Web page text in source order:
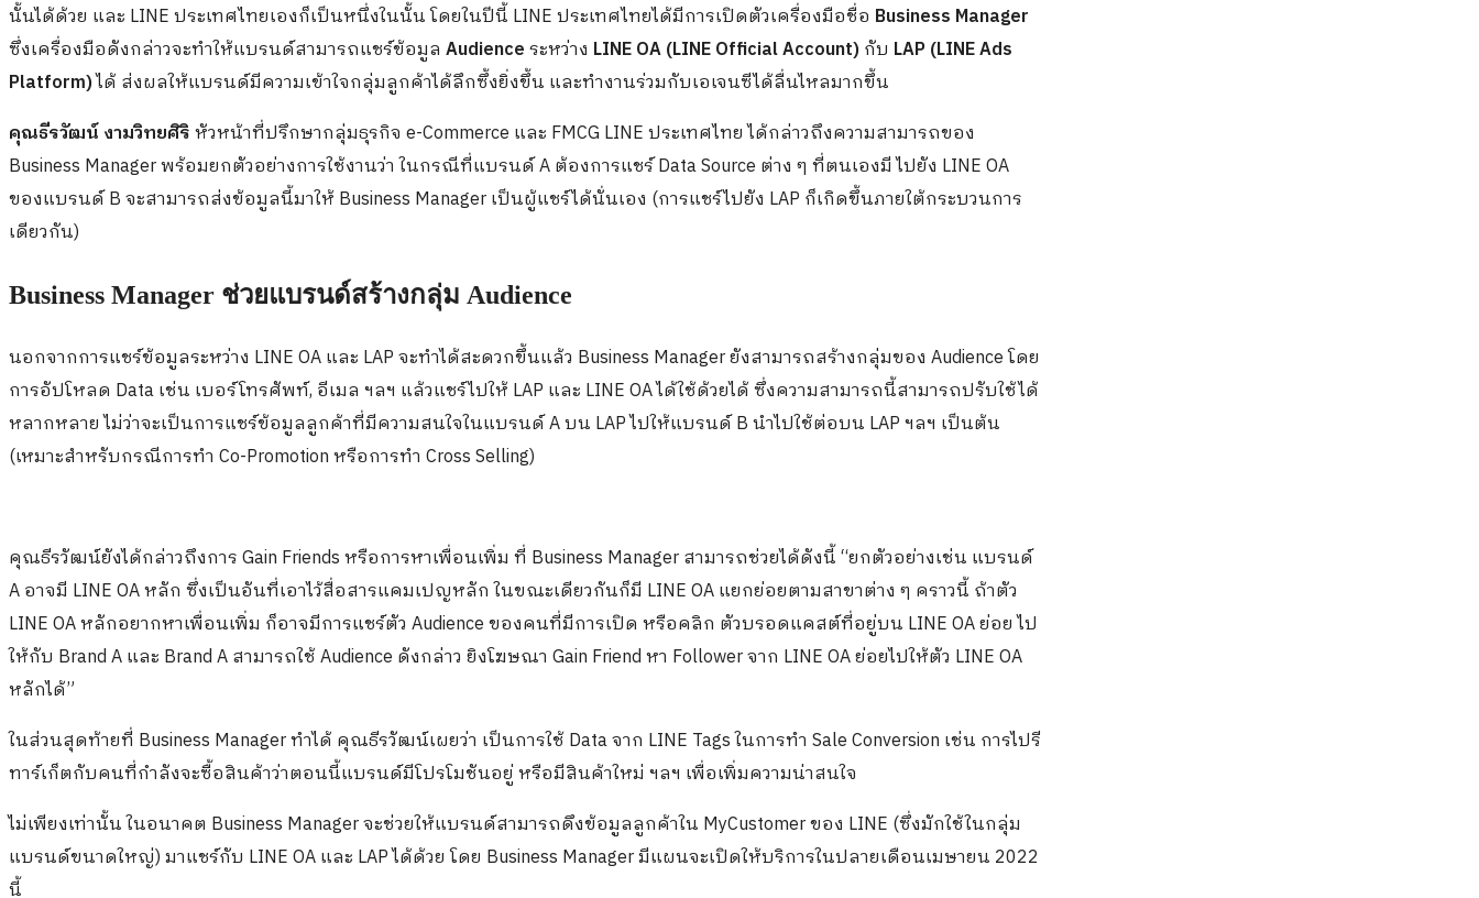
นั้นได้ด้วย และ LINEประเทศไทยเองก็เป็นหนึ่งในนั้น โดยในปีนี้ LINEประเทศไทยได้มีการเปิดตัวเครื่องมือชื่อ Business Manager
ซึ่งเครื่องมือดังกล่าวจะทำให้แบรนด์สามารถแชร์ข้อมูล Audienceระหว่าง LINE OA (LINE Official Account)กับ LAP (LINE Ads
Platform)ได้ ส่งผลให้แบรนด์มีความเข้าใจกลุ่มลูกค้าได้ลึกซึ้งยิ่งขึ้น และทำงานร่วมกับเอเจนซีได้ลื่นไหลมากขึ้น
คุณธีรวัฒน์ งามวิทยศิริหัวหน้าที่ปรึกษากลุ่มธุรกิจ e-Commerce และ FMCG LINEประเทศไทย ได้กล่าวถึงความสามารถของ
Business Managerพร้อมยกตัวอย่างการใช้งานว่า ในกรณีที่แบรนด์Aต้องการแชร์Data Source ต่าง ๆ ที่ตนเองมี ไปยัง LINE OA
ของแบรนด์Bจะสามารถส่งข้อมูลนี้มาให้ Business Managerเป็นผู้แชร์ได้นั่นเอง (การแชร์ไปยัง LAP ก็เกิดขึ้นภายใต้กระบวนการ
เดียวกัน)
Business Manager ช่วยแบรนด์สร้างกลุ่ม Audience
นอกจากการแชร์ข้อมูลระหว่าง LINE OAและ LAPจะทำได้สะดวกขึ้นแล้ว Business Managerยังสามารถสร้างกลุ่มของ Audienceโดย
การอัปโหลด Dataเช่น เบอร์โทรศัพท์, อีเมล ฯลฯ แล้วแชร์ไปให้ LAP และ LINE OAได้ใช้ด้วยได้ ซึ่งความสามารถนี้สามารถปรับใช้ได้
หลากหลาย ไม่ว่าจะเป็นการแชร์ข้อมูลลูกค้าที่มีความสนใจในแบรนด์Aบน LAPไปให้แบรนด์Bนำไปใช้ต่อบน LAPฯลฯ เป็นต้น
(เหมาะสำหรับกรณีการทำ Co-Promotionหรือการทำ Cross Selling)
คุณธีรวัฒน์ยังได้กล่าวถึงการGain Friendsหรือการหาเพื่อนเพิ่ม ที่ Business Managerสามารถช่วยได้ดังนี้ “ยกตัวอย่างเช่น แบรนด์
Aอาจมี LINE OAหลัก ซึ่งเป็นอันที่เอาไว้สื่อสารแคมเปญหลัก ในขณะเดียวกันก็มี LINE OAแยกย่อยตามสาขาต่าง ๆ คราวนี้ ถ้าตัว
LINE OAหลักอยากหาเพื่อนเพิ่ม ก็อาจมีการแชร์ตัว Audienceของคนที่มีการเปิด หรือคลิก ตัวบรอดแคสต์ที่อยู่บน LINE OAย่อย ไป
ให้กับ Brand Aและ Brand Aสามารถใช้Audience ดังกล่าว ยิงโฆษณา Gain Friendหา Followerจาก LINE OAย่อยไปให้ตัว LINEOA
หลักได้”
ในส่วนสุดท้ายที่ Business Managerทำได้ คุณธีรวัฒน์เผยว่า เป็นการใช้ Dataจาก LINE Tagsในการทำ Sale Conversion เช่น การไปรี
ทาร์เก็ตกับคนที่กำลังจะซื้อสินค้าว่าตอนนี้แบรนด์มีโปรโมชันอยู่ หรือมีสินค้าใหม่ ฯลฯ เพื่อเพิ่มความน่าสนใจ
ไม่เพียงเท่านั้น ในอนาคต Business Managerจะช่วยให้แบรนด์สามารถดึงข้อมูลลูกค้าใน MyCustomerของ LINE (ซึ่งมักใช้ในกลุ่ม
แบรนด์ขนาดใหญ่) มาแชร์กับ LINE OAและ LAPได้ด้วย โดย Business Managerมีแผนจะเปิดให้บริการในปลายเดือนเมษายน 2022
นี้